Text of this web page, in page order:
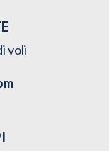
voli